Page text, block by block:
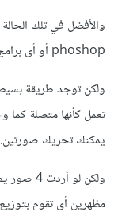
والأفضل في تلك
phoshop أو أى برامج أخرى لتعديل الصور.
ولكن توجد طريقة
تعمل كأنها متصلة
يمكنك تحريك صورتين.
ولكن لو
مظهرين أى تقوم